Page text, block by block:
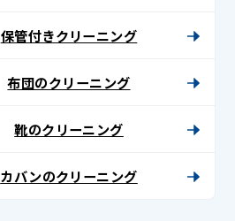
保管付きクリーニング
布団のクリーニング
靴のクリーニング
カバンのクリーニング